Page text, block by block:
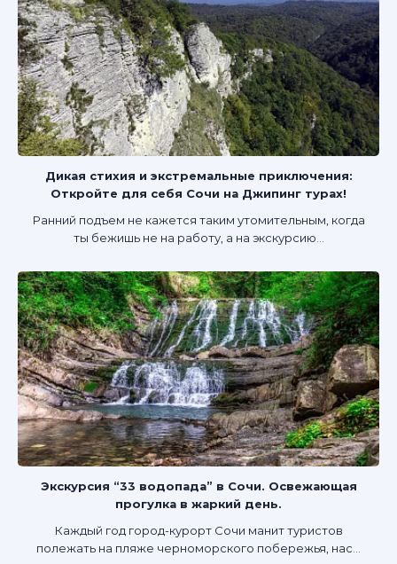
Дикая стихия и экстремальные приключения:
Откройте для себя Сочи на Джипинг турах!
Ранний подъем не кажется таким утомительным, когда
ты бежишь не на работу, а на экскурсию...
Экскурсия “33 водопада” в Сочи. Освежающая
прогулка в жаркий день.
Каждый год город-курорт Сочи манит туристов
полежать на пляже черноморского побережья, нас...